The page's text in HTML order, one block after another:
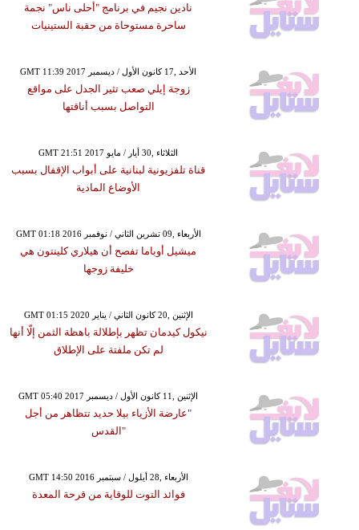
نادين نجيم في برنامج "أحلى ناس" نجمة
ساحرة مستوحاة من حقبة الستينيات
GMT 11:39 2017 الأحد ,17 كانون الأول / ديسمبر
زوجة إيلي صعب تثير الجدل على مواقع
التواصل بسبب أناقتها
GMT 21:51 2017 الثلاثاء ,30 أيار / مايو
قناة تلفزيونية لبنانية على أبواب الإقفال بسبب
الأوضاع المادية
GMT 01:18 2016 الأربعاء ,09 تشرين الثاني / نوفمبر
ميشيل أوباما تفصح أن هيلاري كلينتون هي
خليفة زوجها
GMT 01:15 2020 الإثنين ,20 كانون الثاني / يناير
نيكول كيدمان تظهر بإطلالة باهظة الثمن إلّا أنها
لم تكن ملفتة على الإطلاق
GMT 05:40 2017 الإثنين ,11 كانون الأول / ديسمبر
"عارضة الأزياء بيلا حديد تتظاهر من أجل
"القدس
GMT 14:50 2016 الأربعاء ,28 أيلول / سبتمبر
فوائد التوت للوقاية من قرحة المعدة